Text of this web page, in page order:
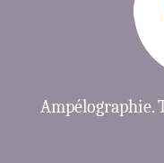
Ampélographie.